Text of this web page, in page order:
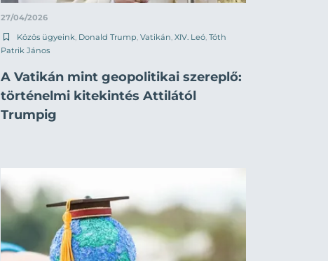
27/04/2026
Közös ügyeink Donald Trump Vatikán XIV. Leó Tóth
Patrik János
A Vatikán mint geopolitikai szereplő:
történelmi kitekintés Attilától
Trumpig